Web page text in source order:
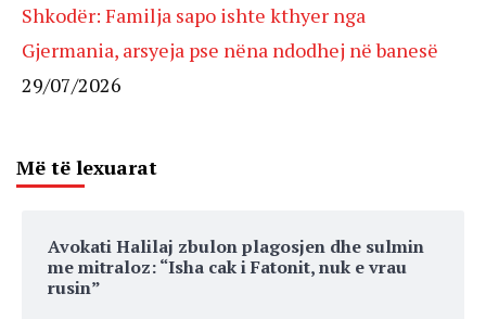
Shkodër: Familja sapo ishte kthyer nga
Gjermania, arsyeja pse nëna ndodhej në banesë
29/07/2026
Më të lexuarat
Avokati Halilaj zbulon plagosjen dhe sulmin
me mitraloz: “Isha cak i Fatonit, nuk e vrau
rusin”